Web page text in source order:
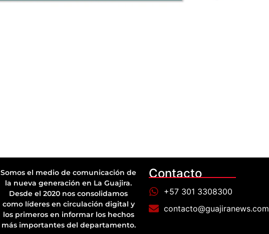
Somos el medio de comunicación de
la nueva generación en La Guajira.
Desde el 2020 nos consolidamos
como líderes en circulación digital y
los primeros en informar los hechos
más importantes del departamento.
Contacto
+57 301 3308300
contacto@guajiranews.com